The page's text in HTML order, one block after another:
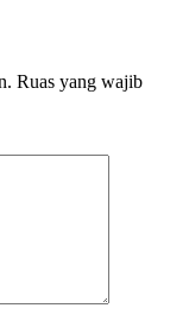
Ruas yang wajib